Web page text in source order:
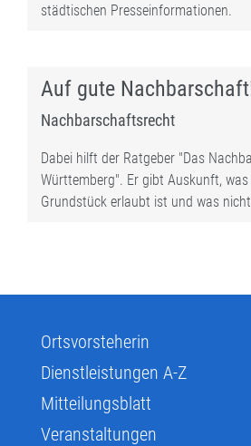
städtischen Presseinformationen.
Auf gute
Nachbarschaftsrecht
Dabei hilft der Ratgeber "Das
Württemberg". Er gibt Auskunft,
Grundstück erlaubt ist und was
Ortsvorsteherin
Dienstleistungen A-Z
Mitteilungsblatt
Veranstaltungen